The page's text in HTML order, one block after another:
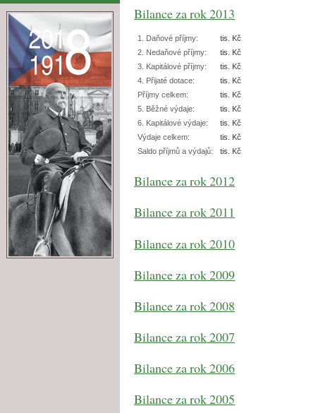
Bilance za rok 2013
1. Daňové příjmy:
tis. Kč
2. Nedaňové příjmy:
tis. Kč
3. Kapitálové příjmy:
tis. Kč
4. Přijaté dotace:
tis. Kč
Příjmy celkem:
tis. Kč
5. Běžné výdaje:
tis. Kč
6. Kapitálové výdaje:
tis. Kč
Výdaje celkem:
tis. Kč
Saldo příjmů a výdajů:
tis. Kč
Bilance za rok 2012
Bilance za rok 2011
Bilance za rok 2010
Bilance za rok 2009
Bilance za rok 2008
Bilance za rok 2007
Bilance za rok 2006
Bilance za rok 2005